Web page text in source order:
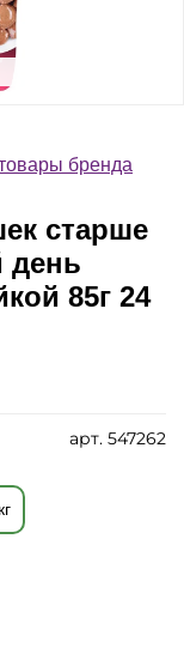
арт. 547262
бренда
старше
день
85г 24